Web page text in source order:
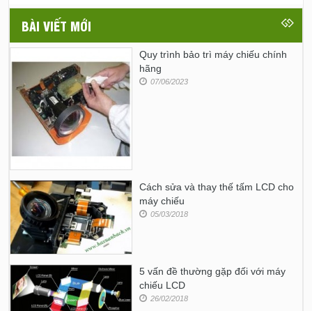
BÀI VIẾT MỚI
Quy trình bảo trì máy chiếu chính
hãng
07/06/2023
Cách sửa và thay thế tấm LCD cho
máy chiếu
05/03/2018
5 vấn đề thường gặp đối với máy
chiếu LCD
26/02/2018